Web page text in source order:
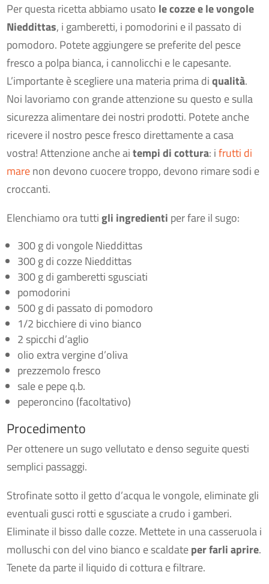
Per questa ricetta abbiamo usato le cozze e le vongole
Nieddittas, i gamberetti, i pomodorini e il passato di
pomodoro. Potete aggiungere se preferite del pesce
fresco a polpa bianca, i cannolicchi e le capesante.
L’importante è scegliere una materia prima diqualità.
Noi lavoriamo con grande attenzione su questo e sulla
sicurezza alimentare dei nostri prodotti. Potete anche
ricevere il nostro pesce fresco direttamente a casa
vostra! Attenzione anche aitempi di cottura: ifrutti di
marenon devono cuocere troppo, devono rimare sodi e
croccanti.
Elenchiamo ora tuttigli ingredienti per fare il sugo:
300 g di vongole Nieddittas
300 g di cozze Nieddittas
300 g di gamberetti sgusciati
pomodorini
500 g di passato di pomodoro
1/2 bicchiere di vino bianco
2 spicchi d’aglio
olio extra vergine d’oliva
prezzemolo fresco
sale e pepe q.b.
peperoncino (facoltativo)
Procedimento
Per ottenere un sugo vellutato e denso seguite questi
semplici passaggi.
Strofinate sotto il getto d’acqua le vongole, eliminate gli
eventuali gusci rotti e sgusciate a crudo i gamberi.
Eliminate il bisso dalle cozze. Mettete in una casseruola i
molluschi con del vino bianco e scaldateper farli aprire.
Tenete da parte il liquido di cottura e filtrare.